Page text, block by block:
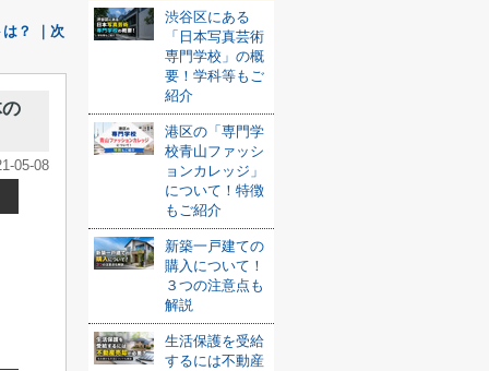
？ ｜次
05-08
渋谷区にある
「日本写真芸術
専門学校」の概
要！学科等もご
紹介
港区の「専門学
校青山ファッシ
ョンカレッジ」
について！特徴
もご紹介
新築一戸建ての
購入について！
３つの注意点も
解説
生活保護を受給
するには不動産